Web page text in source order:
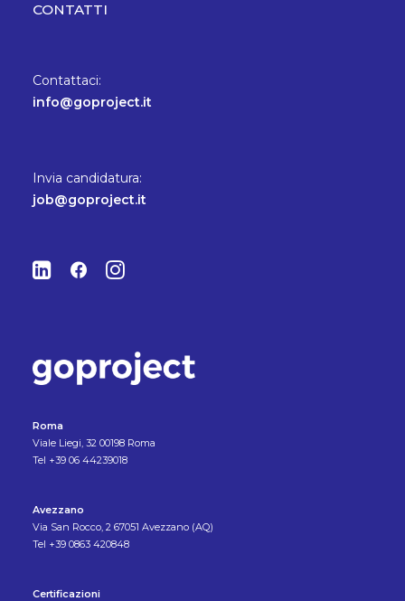
CONTATTI
Contattaci:
info@goproject.it
Invia candidatura:
job@goproject.it
Roma
Viale Liegi, 32 00198 Roma
Tel +39 06 44239018
Avezzano
Via San Rocco, 2 67051 Avezzano (AQ)
Tel +39 0863 420848
Certificazioni